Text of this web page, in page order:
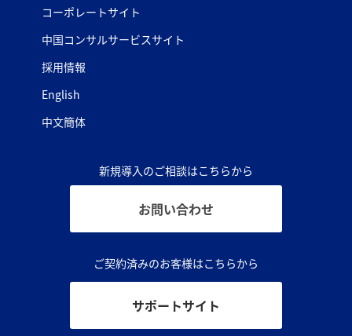
コーポレートサイト
中国コンサルサービスサイト
採用情報
English
中文簡体
新規導入のご相談はこちらから
お問い合わせ
ご契約済みのお客様はこちらから
サポートサイト